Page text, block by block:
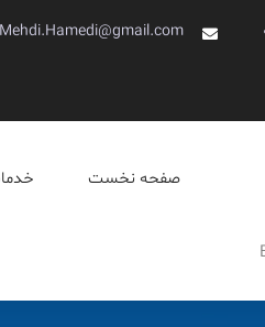
صفحه نخست